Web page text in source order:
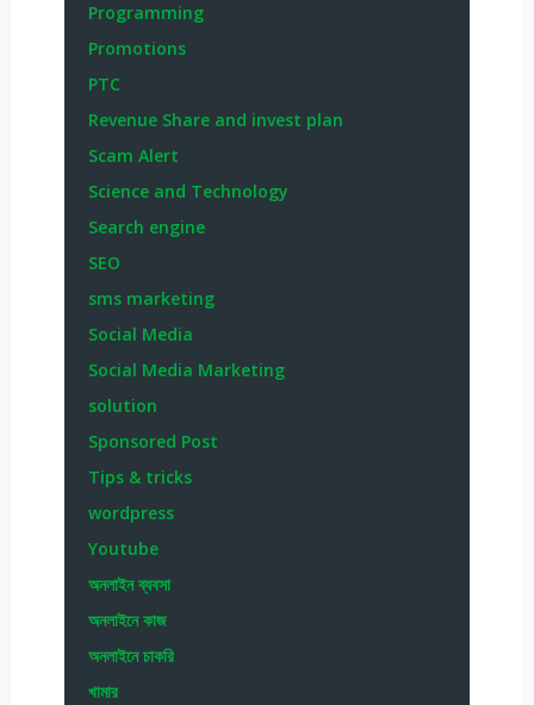
Programming
Promotions
PTC
Revenue Share and invest plan
Scam Alert
Science and Technology
Search engine
SEO
sms marketing
Social Media
Social Media Marketing
solution
Sponsored Post
Tips & tricks
wordpress
Youtube
অনলাইন ব্যবসা
অনলাইনে কাজ
অনলাইনে চাকরি
খামার